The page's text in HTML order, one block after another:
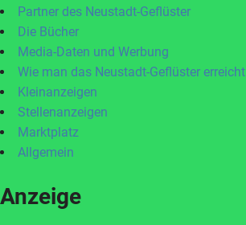
Partner des Neustadt-Geflüster
Die Bücher
Media-Daten und Werbung
Wie man das Neustadt-Geflüster erreicht
Kleinanzeigen
Stellenanzeigen
Marktplatz
Allgemein
Anzeige